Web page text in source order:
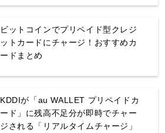
ビットコインでプリペイド型クレジ
ットカードにチャージ！おすすめカ
ードまとめ
KDDIが「au WALLET プリペイドカ
ード」に残高不足分が即時でチャー
ジされる「リアルタイムチャージ」